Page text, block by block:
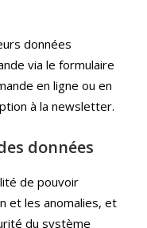
données
via le formulaire
en ligne ou en
à la newsletter.
données
de pouvoir
et les anomalies, et
du système